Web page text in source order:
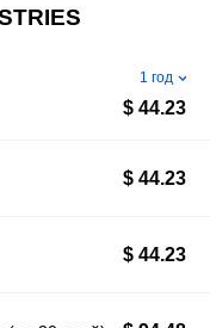
1 год
$ 44.23
$ 44.23
$ 44.23